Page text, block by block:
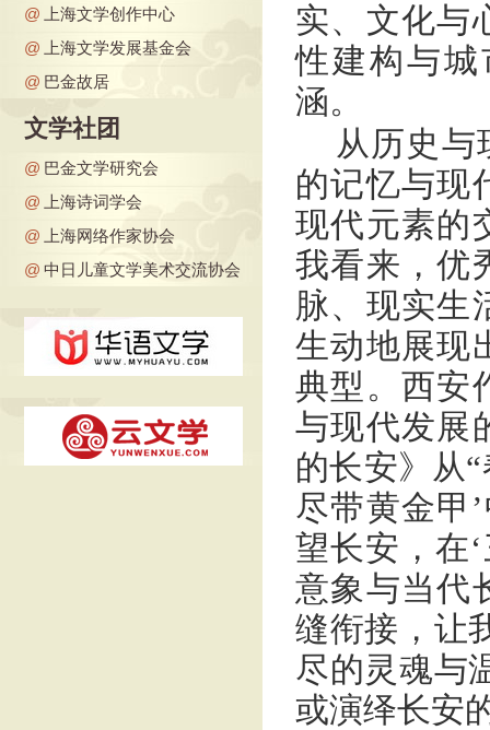
@
上海文学创作中心
@
上海文学发展基金会
@ 巴金故居
文学社团
@ 巴金文学研究会
@
上海诗词学会
@
上海网络作家协会
@ 中日儿童文学美术交流协会
实、文化与
性建构与
涵。
从历史与
的记忆与现
现代元素的
我看来，优
脉、现实生
生动地展现
典型。西安
与现代发展
的长安》从
尽带黄金甲
望长安，在
意象与当代
缝衔接，让
尽的灵魂与
或演绎长安